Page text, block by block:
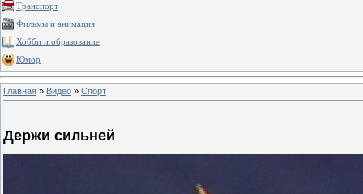
Транспорт
Фильмы и анимация
Хобби и образование
Юмор
Главная » Видео » Спорт
Держи сильней